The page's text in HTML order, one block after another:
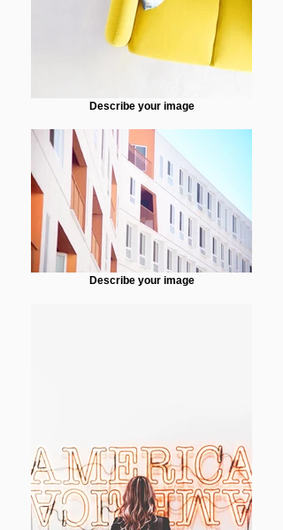
Describe your image
Describe your image